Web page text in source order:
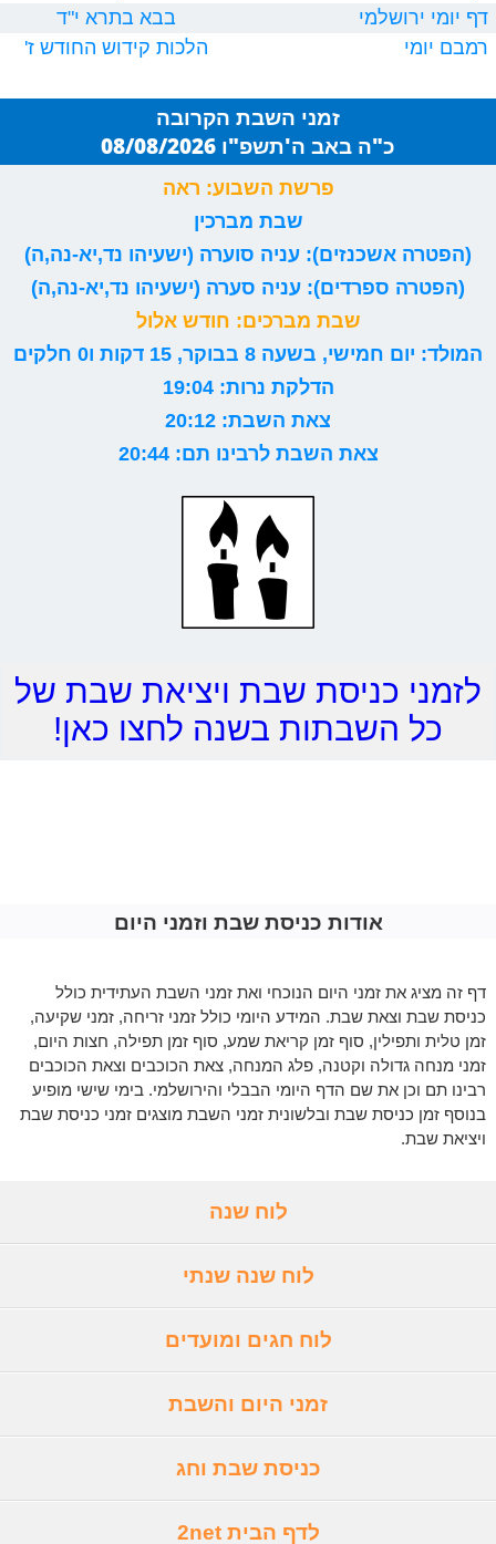
דף יומי ירושלמי
בבא בתרא י"ד
רמבם יומי
הלכות קידוש החודש ז'
זמני השבת הקרובה
כ"ה באב ה'תשפ"ו 08/08/2026
פרשת השבוע: ראה
שבת מברכין
(הפטרה אשכנזים): עניה סוערה (ישעיהו נד,יא-נה,ה)
(הפטרה ספרדים): עניה סערה (ישעיהו נד,יא-נה,ה)
שבת מברכים: חודש אלול
המולד: יום חמישי, בשעה 8 בבוקר, 15 דקות ו0 חלקים
הדלקת נרות: 19:04
צאת השבת: 20:12
צאת השבת לרבינו תם: 20:44
לזמני כניסת שבת ויציאת שבת של
כל השבתות בשנה לחצו כאן!
אודות כניסת שבת וזמני היום
דף זה מציג את זמני היום הנוכחי ואת זמני השבת העתידית כולל
כניסת שבת וצאת שבת. המידע היומי כולל זמני זריחה, זמני שקיעה,
זמן טלית ותפילין, סוף זמן קריאת שמע, סוף זמן תפילה, חצות היום,
זמני מנחה גדולה וקטנה, פלג המנחה, צאת הכוכבים וצאת הכוכבים
רבינו תם וכן את שם הדף היומי הבבלי והירושלמי. בימי שישי מופיע
בנוסף זמן כניסת שבת ובלשונית זמני השבת מוצגים זמני כניסת שבת
ויציאת שבת.
לוח שנה
לוח שנה שנתי
לוח חגים ומועדים
זמני היום והשבת
כניסת שבת וחג
לדף הבית 2net